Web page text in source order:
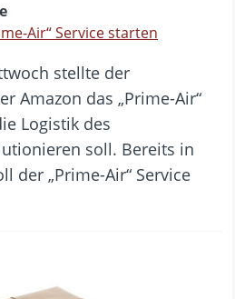
Air“ Service starten
stellte der
Amazon das „Prime-Air“
Logistik des
soll. Bereits in
der „Prime-Air“ Service